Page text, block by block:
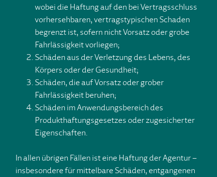
wobei die Haftung auf den bei Vertragsschluss
vorhersehbaren, vertragstypischen Schaden
begrenzt ist, sofern nicht Vorsatz oder grobe
Fahrlässigkeit vorliegen;
Schäden aus der Verletzung des Lebens, des
Körpers oder der Gesundheit;
Schäden, die auf Vorsatz oder grober
Fahrlässigkeit beruhen;
Schäden im Anwendungsbereich des
Produkthaftungsgesetzes oder zugesicherter
Eigenschaften.
In allen übrigen Fällen ist eine Haftung der Agentur –
insbesondere für mittelbare Schäden, entgangenen